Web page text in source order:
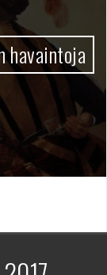
havaintoja